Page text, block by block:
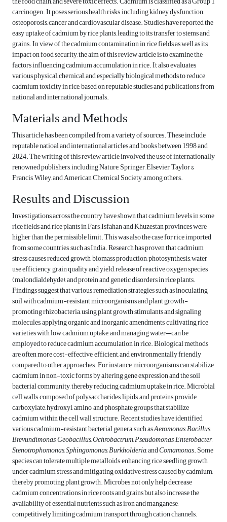
carcinogen. It poses serious health risks, including kidney dysfunction,
osteoporosis, cancer and cardiovascular disease. Studies have reported the
easy uptake of cadmium by rice plants, leading to its transfer to stems and
grains. In view of the cadmium contamination in rice fields as well as its
impact on food security, the aim of this review article is to examine the
factors influencing cadmium accumulation in rice. It also evaluates
various physical, chemical, and especially biological methods to reduce
cadmium toxicity in rice, based on reputable studies and publications from
national and international journals.
Materials and Methods
This article has been compiled from a variety of sources. These include
reputable natioal and international articles and books between 1998 and
2024. The writing of this review article involved the use of internationally
renowned publishers, including Nature, Springer, Elsevier, Taylor &
Francis, Wiley, and American Chemical Society, among others.
Results and Discussion
Investigations across the country have shown that cadmium levels in some
rice fields and rice plants in Fars, Isfahan and Khuzestan provinces were
higher than the permissible limit. This was also the case for rice imported
from some countries, such as India. Research has proven that cadmium
stress causes reduced growth, biomass production, photosynthesis, water
use efficiency, grain quality and yield, release of reactive oxygen species
(malondialdehyde), and protein and genetic disorders in rice plants.
Findings suggest that various remediation strategies such as inoculating
soil with cadmium-resistant microorganisms and plant growth-
promoting rhizobacteria, using plant growth stimulants and signaling
molecules, applying organic and inorganic amendments, cultivating rice
varieties with low cadmium uptake, and managing water—can be
employed to reduce cadmium accumulation in rice. Biological methods
are often more cost-effective, efficient, and environmentally friendly
compared to other approaches. For instance, microorganisms can stabilize
cadmium in non-toxic forms by altering gene expression and the soil
bacterial community, thereby reducing cadmium uptake in rice. Microbial
cell walls, composed of polysaccharides, lipids, and proteins, provide
carboxylate, hydroxyl, amino, and phosphate groups that stabilize
cadmium within the cell wall structure. Recent studies have identified
various cadmium-resistant bacterial genera, such asAeromonas,Bacillus,
Brevundimonas,Geobacillus,Ochrobactrum,Pseudomonas,Enterobacter,
Stenotrophomonas,Sphingomonas,Burkholderia, andComamonas. Some
species can tolerate multiple metalloids, enhancing rice seedling growth
under cadmium stress and mitigating oxidative stress caused by cadmium,
thereby promoting plant growth. Microbes not only help decrease
cadmium concentrations in rice roots and grains but also increase the
availability of essential nutrients such as iron and manganese,
competitively limiting cadmium transport through cation channels.